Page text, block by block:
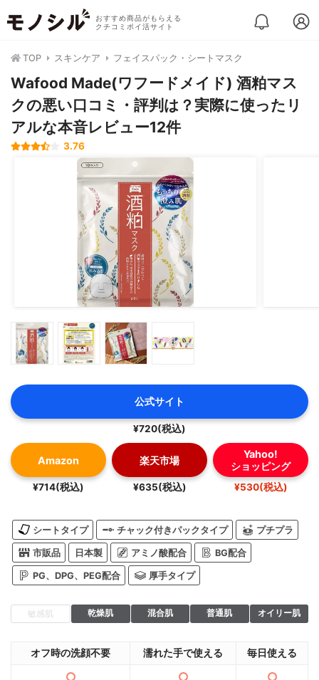
おすすめ商品がもらえる
クチコミポイ活サイト
TOP スキンケア フェイスパック・シートマスク
Wafood Made(ワフードメイド) 酒粕マス
クの悪い口コミ・評判は？実際に使ったリ
アルな本音レビュー12件
3.76
公式サイト
¥720(税込)
Amazon
¥714(税込)
楽天市場
¥635(税込)
Yahoo!
ショッピング
¥530(税込)
シートタイプ チャック付きパックタイプ プチプラ
市販品 日本製 アミノ酸配合 BG配合
PG、DPG、PEG配合 厚手タイプ
敏感肌 乾燥肌 混合肌 普通肌 オイリー肌
オフ時の洗顔不要 濡れた手で使える 毎日使える